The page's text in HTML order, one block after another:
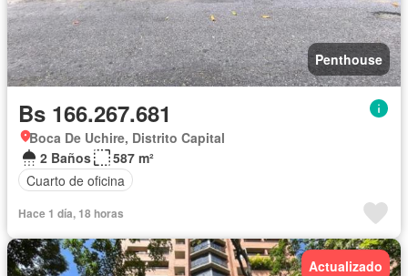
Penthouse
Bs 166.267.681
Boca De Uchire, Distrito Capital
2 Baños
587 m²
Cuarto de oficina
Hace 1 día, 18 horas
Actualizado